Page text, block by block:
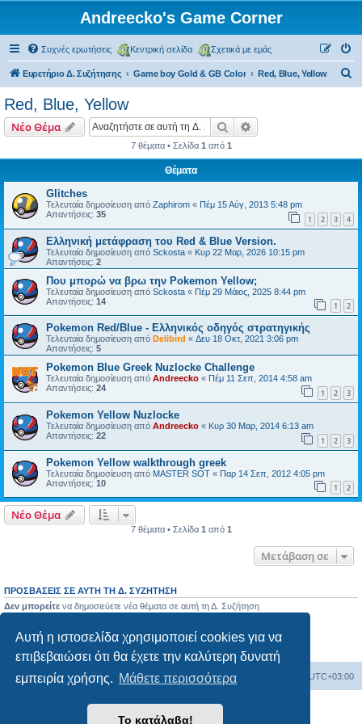
Αυτή η ιστοσελίδα χρησιμοποιεί cookies για να
επιβεβαιώσει ότι θα έχετε την καλύτερη δυνατή
εμπειρία χρήσης. Μάθετε περισσότερα
Το κατάλαβα!
Andreecko's Game Corner
Συχνές ερωτήσεις Κεντρική σελίδα Σχετικά με εμάς
Ευρετήριο Δ. Συζήτησης Game boy Gold & GB Color Red, Blue, Yellow
η
Red, Blue, Yellow
Νέο Θέμα Αναζήτηση
7 θέματα • Σελίδα 1 από 1
Θέματα
Glitches
Τελευταία δημοσίευση από Zaphirom « Πέμ 15 Αύγ, 2013 5:48 pm
Απαντήσεις: 35 1 2 3 4
Ελληνική μετάφραση του Red & Blue Version.
Τελευταία δημοσίευση από Sckosta « Κυρ 22 Μαρ, 2026 10:15 pm
Απαντήσεις: 2
Που μπορώ να βρω την Pokemon Yellow;
Τελευταία δημοσίευση από Sckosta « Πέμ 29 Μάιος, 2025 8:44 pm
Απαντήσεις: 14 1 2
Pokemon Red/Blue - Ελληνικός οδηγός στρατηγικής
Τελευταία δημοσίευση από Delibird « Δευ 18 Οκτ, 2021 3:06 pm
Απαντήσεις: 5
Pokemon Blue Greek Nuzlocke Challenge
Τελευταία δημοσίευση από Andreecko « Πέμ 11 Σεπ, 2014 4:58 am
Απαντήσεις: 24 1 2 3
Pokemon Yellow Nuzlocke
Τελευταία δημοσίευση από Andreecko « Κυρ 30 Μαρ, 2014 6:13 am
Απαντήσεις: 22 1 2 3
Pokemon Yellow walkthrough greek
Τελευταία δημοσίευση από MASTER SOT « Παρ 14 Σεπ, 2012 4:05 pm
Απαντήσεις: 10 1 2
Νέο Θέμα
7 θέματα • Σελίδα 1 από 1
Μετάβαση σε
ΠΡΟΣΒΆΣΕΙΣ ΣΕ ΑΥΤΉ ΤΗ Δ. ΣΥΖΉΤΗΣΗ
Δεν μπορείτε να δημοσιεύετε νέα θέματα σε αυτή τη Δ. Συζήτηση
Δεν μπορείτενα διαγράφετε τις δημοσιεύσεις σας σε αυτή τη Δ. Συζήτηση
Δεν μπορείτε
να επισυνάπτετε αρχεία σε αυτή τη Δ. Συζήτηση
Ευρετήριο Δ. Συζήτησης Όλοι οι χρόνοι είναι UTC+03:00
Δημιουργήθηκε απόphpBB® Forum Software © phpBB Limited